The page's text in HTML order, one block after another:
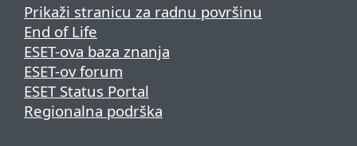
Prikaži stranicu za radnu površinu
End of Life
ESET-ova baza znanja
ESET-ov forum
ESET Status Portal
Regionalna podrška